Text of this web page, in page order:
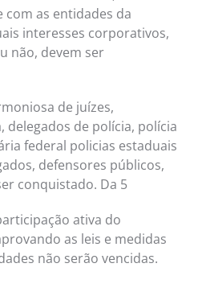
as entidades da
interesses corporativos,
não, devem ser
de juízes,
de polícia, polícia
federal policias estaduais
defensores públicos,
conquistado. Da 5
ativa do
as leis e medidas
não serão vencidas.